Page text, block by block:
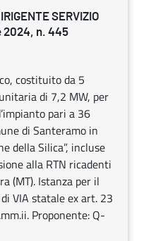
SERVIZIO
2024, n. 445
costituito da 5
di 7,2 MW, per
pari a 36
di Santeramo in
della Silica”, incluse
alla RTN ricadenti
(MT). Istanza per il
VIA statale ex art. 23
Proponente: Q-